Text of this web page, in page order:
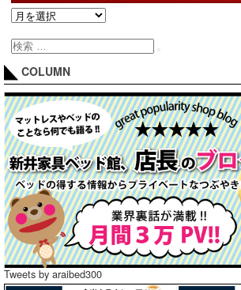
COLUMN
Tweets by araibed300